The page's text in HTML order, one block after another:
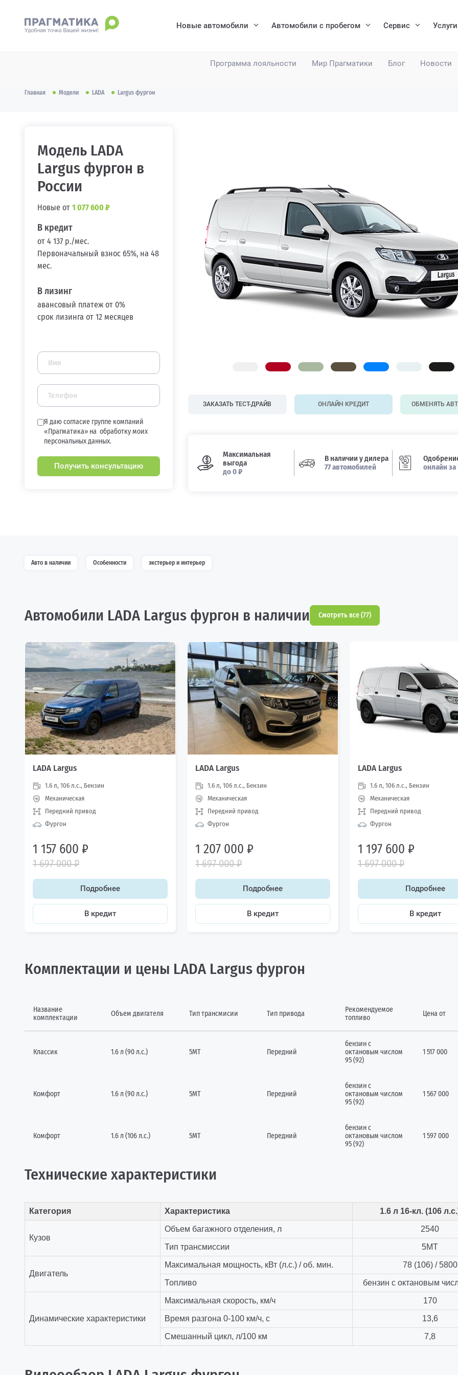
Программа лояльности Мир Прагматики Блог Новости
Новые автомобили Автомобили с пробегом Сервис Услуги
Главная Модели LADA Largus фургон
ЗАКАЗАТЬ ТЕСТ-ДРАЙВ ОНЛАЙН КРЕДИТ ОБМЕНЯТЬ
Максимальная
выгода
до 0 ₽
В наличии у дилера
77 автомобилей
онлайн за
Модель LADA
Largus фургон в
России
Новые от 1 077 600 ₽
В кредит
от 4 137 р./мес.
Первоначальный взнос 65%, на 48
мес.
В лизинг
авансовый платеж от 0%
срок лизинга от 12 месяцев
Я даю согласие группе компаний
«Прагматика» на обработку моих
персональных данных.
Получить консультацию
Авто в наличии Особенности экстерьер и интерьер
Автомобили LADA Largus фургон в наличии Смотреть все (77)
LADA Largus
1.6 л, 106 л.с., Бензин
Механическая
Передний привод
Фургон
1 157 600 ₽
1 697 000 ₽
Подробнее
В кредит
LADA Largus
1.6 л, 106 л.с., Бензин
Механическая
Передний привод
Фургон
1 207 000 ₽
1 697 000 ₽
Подробнее
В кредит
LADA Largus
1.6 л, 106 л.с., Бензин
Механическая
Передний привод
Фургон
1 197 600 ₽
1 697 000 ₽
Подробнее
В кредит
Комплектации и цены LADA Largus фургон
Название
комплектации
Объем двигателя Тип трансмисии Тип привода
Рекомендуемое
топливо
Цена от
Классик 1.6 л (90 л.с.) 5МТ Передний
бензин с
октановым числом
95 (92)
1 517 000
Комфорт 1.6 л (90 л.с.) 5МТ Передний
бензин с
октановым числом
95 (92)
1 567 000
Комфорт 1.6 л (106 л.с.) 5МТ Передний
бензин с
октановым числом
95 (92)
1 597 000
Технические характеристики
Категория Характеристика 1.6 л 16-кл. (106
Кузов
Объем багажного отделения, л 2540
Тип трансмиссии 5МТ
Двигатель
Максимальная мощность, кВт (л.с.) / об. мин. 78 (106) / 5800
Топливо бензин с октановым
Динамические характеристики
Максимальная скорость, км/ч 170
Время разгона 0-100 км/ч, с 13,6
Смешанный цикл, л/100 км 7,8